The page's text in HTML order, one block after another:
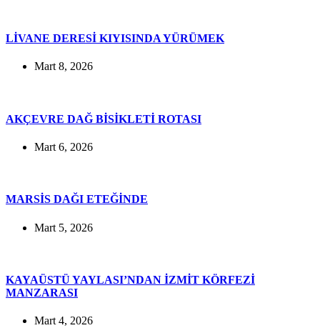
LİVANE DERESİ KIYISINDA YÜRÜMEK
Mart 8, 2026
AKÇEVRE DAĞ BİSİKLETİ ROTASI
Mart 6, 2026
MARSİS DAĞI ETEĞİNDE
Mart 5, 2026
KAYAÜSTÜ YAYLASI’NDAN İZMİT KÖRFEZİ
MANZARASI
Mart 4, 2026